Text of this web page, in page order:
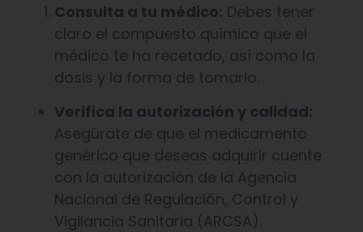
Consulta a tu médico: Debes tener
claro el compuesto químico que el
médico te ha recetado, así como la
dosis y la forma de tomarlo.
Verifica la autorización y calidad:
Asegúrate de que el medicamento
genérico que deseas adquirir cuente
con la autorización de la Agencia
Nacional de Regulación, Control y
Vigilancia Sanitaria (ARCSA).